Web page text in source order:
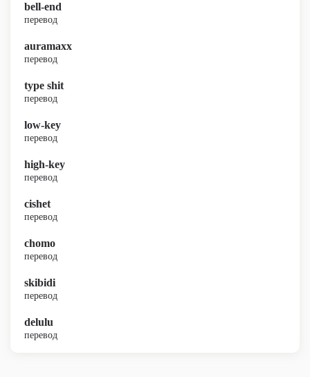
bell-end
перевод
auramaxx
перевод
type shit
перевод
low-key
перевод
high-key
перевод
cishet
перевод
chomo
перевод
skibidi
перевод
delulu
перевод